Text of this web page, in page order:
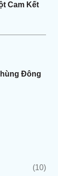
Cam Kết
Đông
(10)